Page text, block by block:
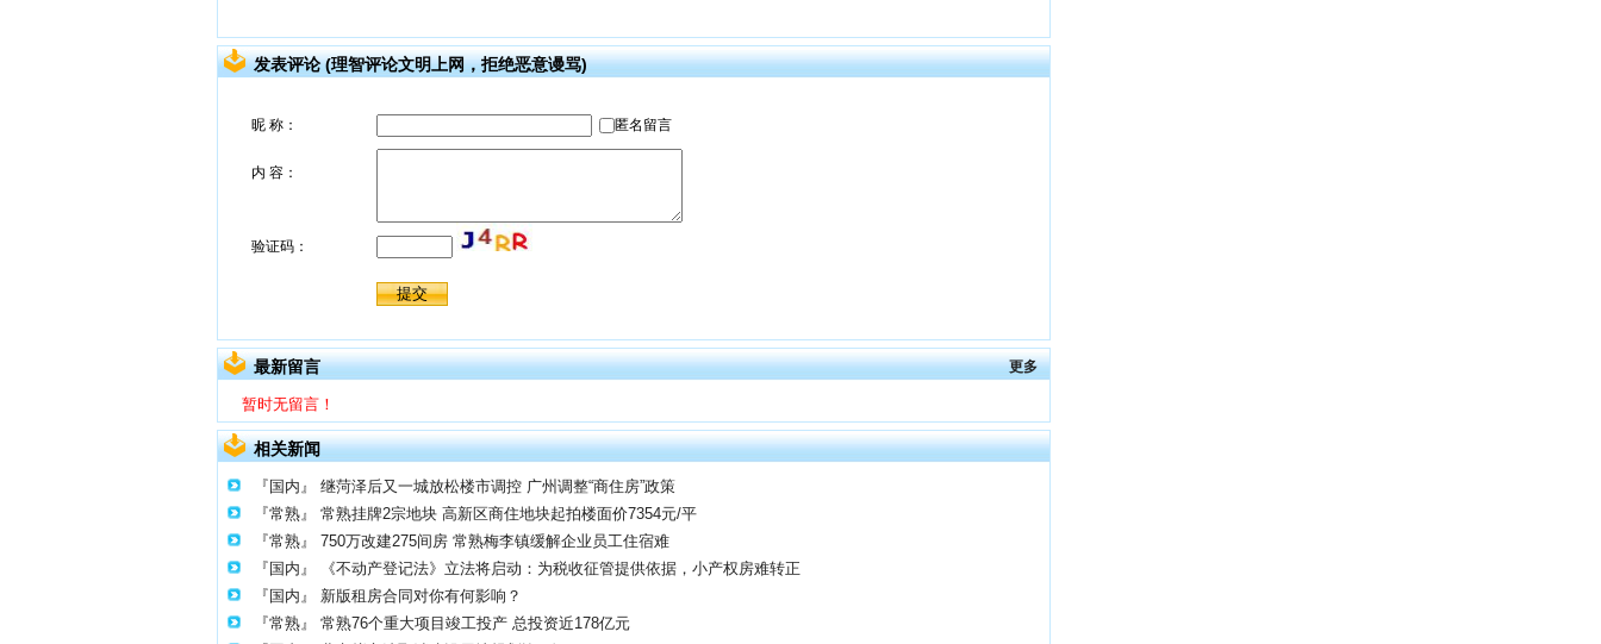
发表评论 (理智评论文明上网，拒绝恶意谩骂)
最新留言 更多
暂时无留言！
相关新闻
『国内』
继菏泽后又一城放松楼市调控 广州调整“商住房”政策
『常熟』
常熟挂牌2宗地块 高新区商住地块起拍楼面价7354元/平
『常熟』
750万改建275间房 常熟梅李镇缓解企业员工住宿难
『国内』
《不动产登记法》立法将启动：为税收征管提供依据，小产权房难转正
『国内』
新版租房合同对你有何影响？
『常熟』
常熟76个重大项目竣工投产 总投资近178亿元